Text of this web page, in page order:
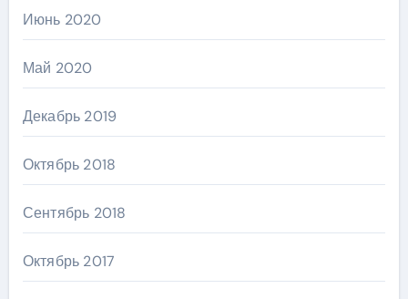
Июнь 2020
Май 2020
Декабрь 2019
Октябрь 2018
Сентябрь 2018
Октябрь 2017